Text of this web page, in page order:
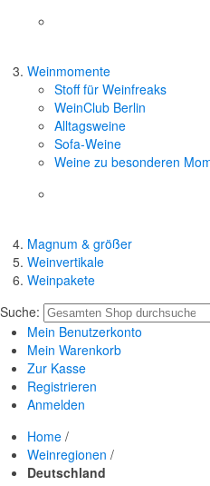
Weinmomente
Stoff für Weinfreaks
WeinClub Berlin
Alltagsweine
Sofa-Weine
Weine zu besonderen
Magnum & größer
Weinvertikale
Weinpakete
Suche:
Mein Benutzerkonto
Mein Warenkorb
Zur Kasse
Registrieren
Anmelden
Home /
Weinregionen /
Deutschland